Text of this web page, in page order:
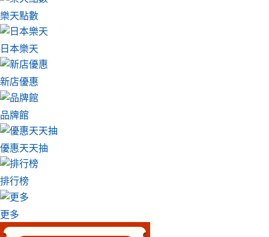
樂天點數
日本樂天
新店優惠
品牌館
優惠天天抽
排行榜
更多